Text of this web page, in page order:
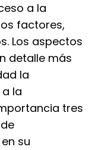
a la
factores,
Los aspectos
detalle más
la
la
tres
su